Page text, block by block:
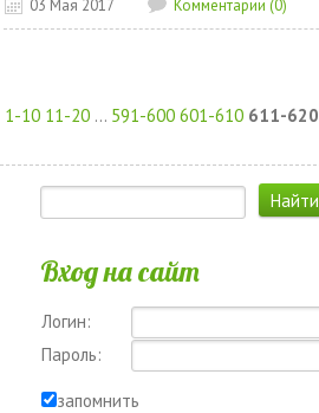
03 Мая 2017
Комментарии (0)
1-10 11-20 ... 591-600 601-610 611-620
Вход на сайт
Логин:
Пароль:
запомнить